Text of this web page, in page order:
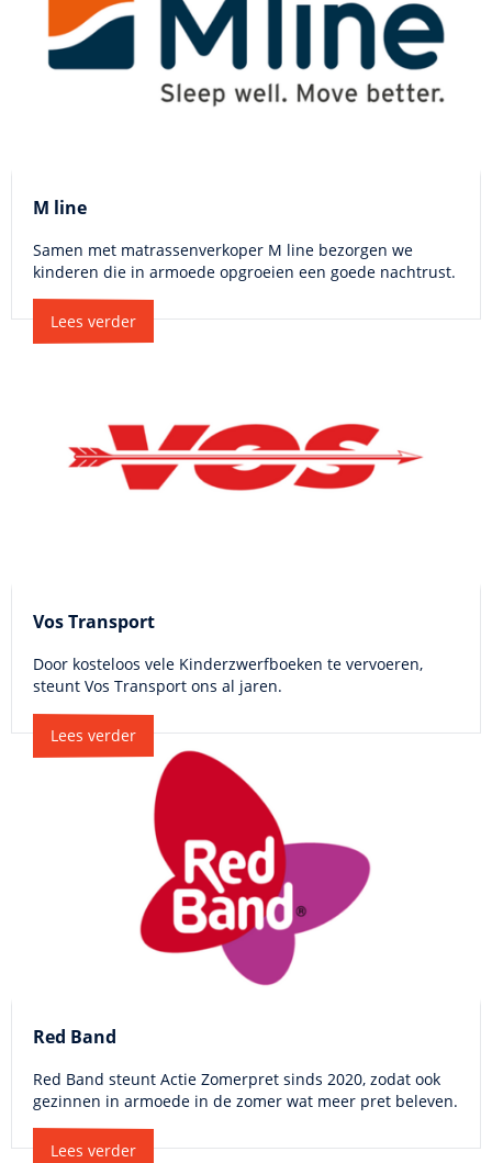
M line
Samen met matrassenverkoper M line bezorgen we
kinderen die in armoede opgroeien een goede nachtrust.
Lees verder
Vos Transport
Door kosteloos vele Kinderzwerfboeken te vervoeren,
steunt Vos Transport ons al jaren.
Lees verder
Red Band
Red Band steunt Actie Zomerpret sinds 2020, zodat ook
gezinnen in armoede in de zomer wat meer pret beleven.
Lees verder